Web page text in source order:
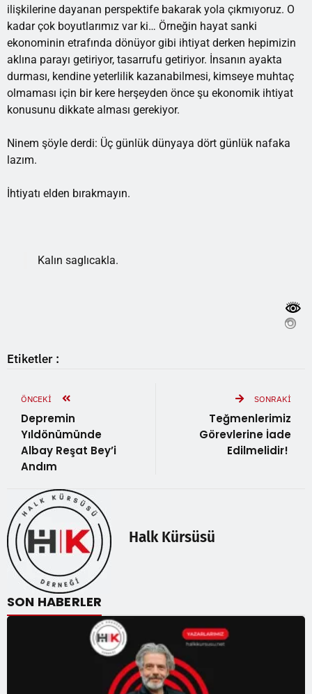
ilişkilerine dayanan perspektife bakarak yola çıkmıyoruz. O
kadar çok boyutlarımız var ki… Örneğin hayat sanki
ekonominin etrafında dönüyor gibi ihtiyat derken hepimizin
aklına parayı getiriyor, tasarrufu getiriyor. İnsanın ayakta
durması, kendine yeterlilik kazanabilmesi, kimseye muhtaç
olmaması için bir kere herşeyden önce şu ekonomik ihtiyat
konusunu dikkate alması gerekiyor.
Ninem şöyle derdi: Üç günlük dünyaya dört günlük nafaka
lazım.
İhtiyatı elden bırakmayın.
Kalın saglıcakla.
Etiketler :
ÖNCEKI
Depremin
Yıldönümünde
Albay Reşat Bey’i
Andım
SONRAKI
Teğmenlerimiz
Görevlerine İade
Edilmelidir!
Halk Kürsüsü
SON HABERLER